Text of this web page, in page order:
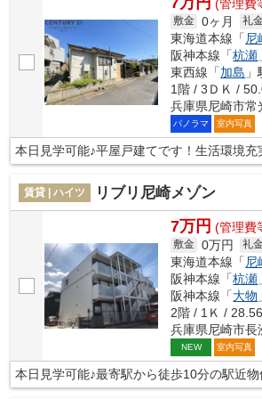
(管理費
敷金 0ヶ月 礼
東海道本線「 尼
阪神本線「杭瀬
東西線「加島
1階 / 3ＤＫ /
兵庫県尼崎市常
パノラマ 室内写真
本日見学可能♪平屋戸建てです！生活環境充
賃貸 | ハイツ リブリ尼崎メゾン
7万円 (管理費
敷金 0万円 礼
東海道本線「 尼
阪神本線「杭瀬
阪神本線「大物
2階 / 1Ｋ /
兵庫県尼崎市長
NEW 室内写真
本日見学可能♪最寄駅から徒歩10分の駅近物